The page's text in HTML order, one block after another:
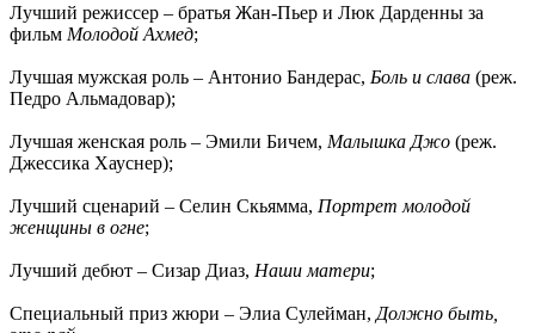
Лучший режиссер – братья Жан-Пьер и Люк Дарденны за
фильм Молодой Ахмед;
Лучшая мужская роль – Антонио Бандерас, Боль и слава (реж.
Педро Альмадовар);
Лучшая женская роль – Эмили Бичем, Малышка Джо (реж.
Джессика Хауснер);
Лучший сценарий – Селин Скьямма, Портрет молодой
женщины в огне;
Лучший дебют – Сизар Диаз, Наши матери;
Специальный приз жюри – Элиа Сулейман, Должно быть,